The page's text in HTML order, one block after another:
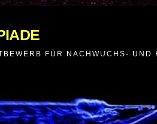
FÜR NACHWUCHS- UND